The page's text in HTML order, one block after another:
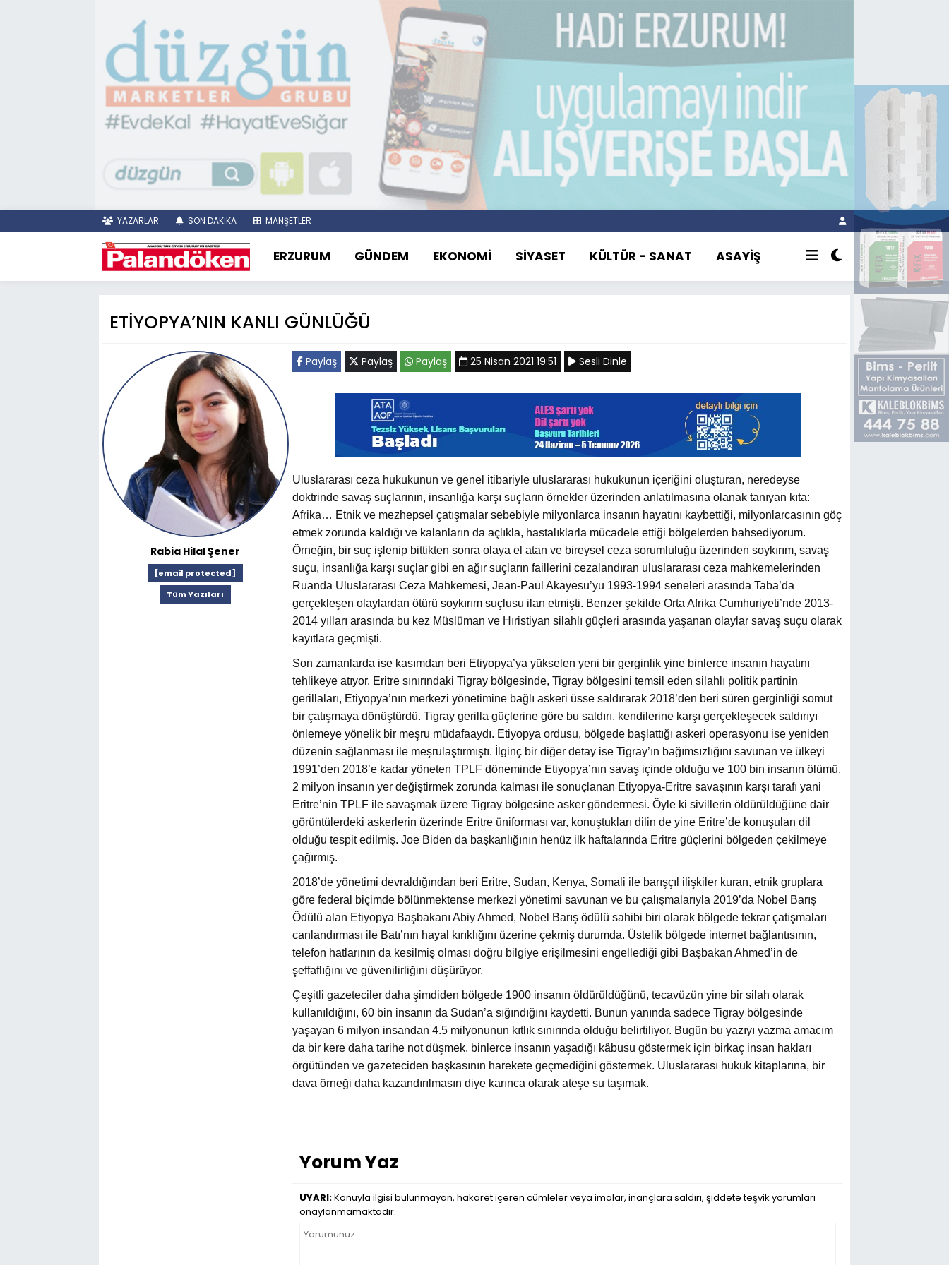
YAZARLAR SON DAKİKA MANŞETLER
ERZURUM GÜNDEM EKONOMİ SİYASET KÜLTÜR - SANAT ASAYİŞ
ETİYOPYA’NIN KANLI GÜNLÜĞÜ
Rabia Hilal Şener
[email protected]
Tüm Yazıları
Paylaş Paylaş Paylaş 25 Nisan 2021 19:51 Sesli Dinle
Uluslararası ceza hukukunun ve genel itibariyle uluslararası hukukunun içeriğini oluşturan, neredeyse
doktrinde savaş suçlarının, insanlığa karşı suçların örnekler üzerinden anlatılmasına olanak tanıyan kıta:
Afrika… Etnik ve mezhepsel çatışmalar sebebiyle milyonlarca insanın hayatını kaybettiği, milyonlarcasının göç
etmek zorunda kaldığı ve kalanların da açlıkla, hastalıklarla mücadele ettiği bölgelerden bahsediyorum.
Örneğin, bir suç işlenip bittikten sonra olaya el atan ve bireysel ceza sorumluluğu üzerinden soykırım, savaş
suçu, insanlığa karşı suçlar gibi en ağır suçların faillerini cezalandıran uluslararası ceza mahkemelerinden
Ruanda Uluslararası Ceza Mahkemesi, Jean-Paul Akayesu’yu 1993-1994 seneleri arasında Taba’da
gerçekleşen olaylardan ötürü soykırım suçlusu ilan etmişti. Benzer şekilde Orta Afrika Cumhuriyeti’nde 2013-
2014 yılları arasında bu kez Müslüman ve Hıristiyan silahlı güçleri arasında yaşanan olaylar savaş suçu olarak
kayıtlara geçmişti.
Son zamanlarda ise kasımdan beri Etiyopya’ya yükselen yeni bir gerginlik yine binlerce insanın hayatını
tehlikeye atıyor. Eritre sınırındaki Tigray bölgesinde, Tigray bölgesini temsil eden silahlı politik partinin
gerillaları, Etiyopya’nın merkezi yönetimine bağlı askeri üsse saldırarak 2018’den beri süren gerginliği somut
bir çatışmaya dönüştürdü. Tigray gerilla güçlerine göre bu saldırı, kendilerine karşı gerçekleşecek saldırıyı
önlemeye yönelik bir meşru müdafaaydı. Etiyopya ordusu, bölgede başlattığı askeri operasyonu ise yeniden
düzenin sağlanması ile meşrulaştırmıştı. İlginç bir diğer detay ise Tigray’ın bağımsızlığını savunan ve ülkeyi
1991’den 2018’e kadar yöneten TPLF döneminde Etiyopya’nın savaş içinde olduğu ve 100 bin insanın ölümü,
2 milyon insanın yer değiştirmek zorunda kalması ile sonuçlanan Etiyopya-Eritre savaşının karşı tarafı yani
Eritre’nin TPLF ile savaşmak üzere Tigray bölgesine asker göndermesi. Öyle ki sivillerin öldürüldüğüne dair
görüntülerdeki askerlerin üzerinde Eritre üniforması var, konuştukları dilin de yine Eritre’de konuşulan dil
olduğu tespit edilmiş. Joe Biden da başkanlığının henüz ilk haftalarında Eritre güçlerini bölgeden çekilmeye
çağırmış.
2018’de yönetimi devraldığından beri Eritre, Sudan, Kenya, Somali ile barışçıl ilişkiler kuran, etnik gruplara
göre federal biçimde bölünmektense merkezi yönetimi savunan ve bu çalışmalarıyla 2019’da Nobel Barış
Ödülü alan Etiyopya Başbakanı Abiy Ahmed, Nobel Barış ödülü sahibi biri olarak bölgede tekrar çatışmaları
canlandırması ile Batı’nın hayal kırıklığını üzerine çekmiş durumda. Üstelik bölgede internet bağlantısının,
telefon hatlarının da kesilmiş olması doğru bilgiye erişilmesini engellediği gibi Başbakan Ahmed’in de
şeffaflığını ve güvenilirliğini düşürüyor.
Çeşitli gazeteciler daha şimdiden bölgede 1900 insanın öldürüldüğünü, tecavüzün yine bir silah olarak
kullanıldığını, 60 bin insanın da Sudan’a sığındığını kaydetti. Bunun yanında sadece Tigray bölgesinde
yaşayan 6 milyon insandan 4.5 milyonunun kıtlık sınırında olduğu belirtiliyor. Bugün bu yazıyı yazma amacım
da bir kere daha tarihe not düşmek, binlerce insanın yaşadığı kâbusu göstermek için birkaç insan hakları
örgütünden ve gazeteciden başkasının harekete geçmediğini göstermek. Uluslararası hukuk kitaplarına, bir
dava örneği daha kazandırılmasın diye karınca olarak ateşe su taşımak.
Yorum Yaz
UYARI:Konuyla ilgisi bulunmayan, hakaret içeren cümleler veya imalar, inançlara saldırı, şiddete teşvik yorumları
onaylanmamaktadır.